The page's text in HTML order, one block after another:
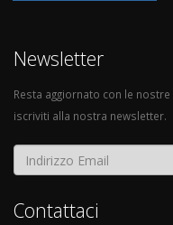
Newsletter
Resta aggiornato con le
iscriviti alla nostra newsletter.
Contattaci